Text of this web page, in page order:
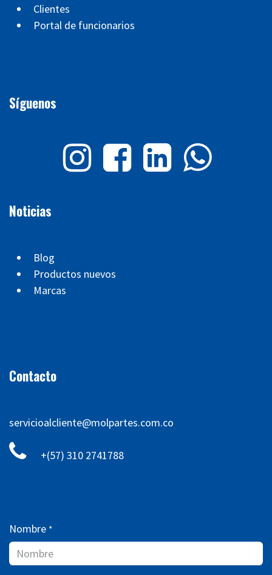
Clientes
Portal de funcionarios
Síguenos
Noticias
Blog
Productos nuevos
Marcas
Contacto
servicioalcliente@molpartes.com.co
+(57) 310 2741788
Nombre *